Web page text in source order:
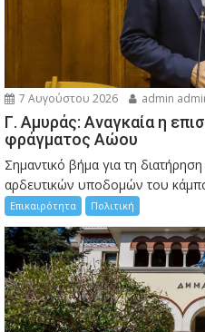
7 Αυγούστου 2026 admin
Γ. Αμυράς: Αναγκαία η
φράγματος Αώου
Σημαντικό βήμα για τη
αρδευτικών υποδομών του
Επικαιρότητα Πολιτική